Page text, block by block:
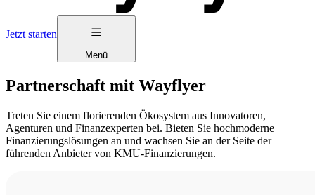
Jetzt starten
Menü
Partnerschaft mit Wayflyer
Treten Sie einem florierenden Ökosystem aus Innovatoren,
Agenturen und Finanzexperten bei. Bieten Sie hochmoderne
Finanzierungslösungen an und wachsen Sie an der Seite der
führenden Anbieter von KMU-Finanzierungen.